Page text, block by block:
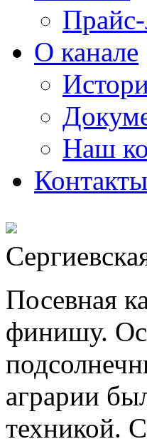
О канале
Наш
Контакты
Посевная
финишу.
аграрии
техникой.